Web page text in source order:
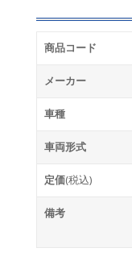
商品コード
メーカー
車種
車両形式
定価(税込)
備考